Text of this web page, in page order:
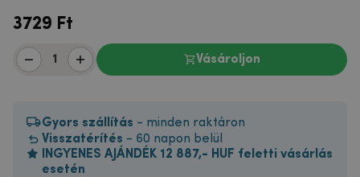
3729 Ft
Vásároljon
Gyors szállítás - minden raktáron
Visszatérítés - 60 napon belül
INGYENES AJÁNDÉK 12 887,- HUF feletti vásárlás
esetén